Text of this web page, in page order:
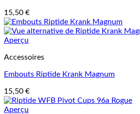
15,50 €
Aperçu
Accessoires
Embouts Riptide Krank Magnum
15,50 €
Aperçu